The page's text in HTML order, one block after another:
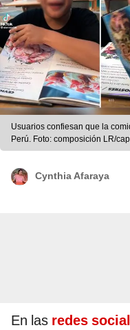
Usuarios confiesan que la
Perú. Foto: composición LR/
Cynthia Afaraya
En las redes